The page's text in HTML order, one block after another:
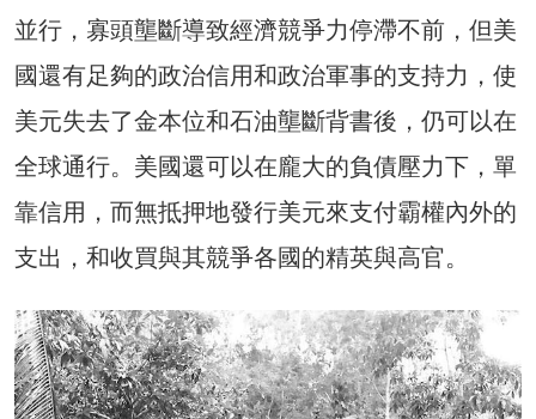
並行，寡頭壟斷導致經濟競爭力停滯不前，但美
國還有足夠的政治信用和政治軍事的支持力，使
美元失去了金本位和石油壟斷背書後，仍可以在
全球通行。美國還可以在龐大的負債壓力下，單
靠信用，而無抵押地發行美元來支付霸權內外的
支出，和收買與其競爭各國的精英與高官。